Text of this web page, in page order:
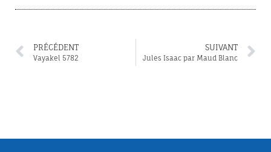
PRÉCÉDENT
Vayakel 5782
SUIVANT
Jules Isaac par Maud Blanc